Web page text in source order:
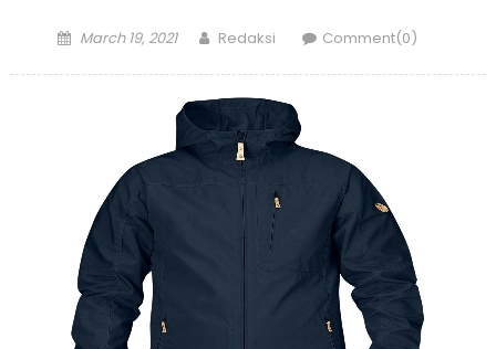
Posted
March 19, 2021 Author
Redaksi Comment(0)